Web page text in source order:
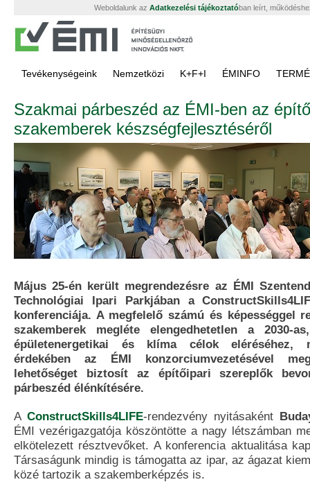
Weboldalunk az Adatkezelési tájékoztatóban leírt,
Tevékenységeink Nemzetközi K+F+I ÉMINFO
Szakmai párbeszéd az ÉMI-ben az
szakemberek készségfejlesztéséről
Május 25-én került megrendezésre az ÉMI
Technológiai Ipari Parkjában a
konferenciája. A megfelelő számú és képességgel
szakemberek megléte elengedhetetlen a 2030-
épületenergetikai és klíma célok eléréséhez,
érdekében az ÉMI konzorciumvezetésével
lehetőséget biztosít az építőipari szereplők
párbeszéd élénkítésére.
A ConstructSkills4LIFE-rendezvény nyitásaként
ÉMI vezérigazgatója köszöntötte a nagy létszámban
elkötelezett résztvevőket. A konferencia aktualitása
Társaságunk mindig is támogatta az ipar, az ágazat
közé tartozik a szakemberképzés is.